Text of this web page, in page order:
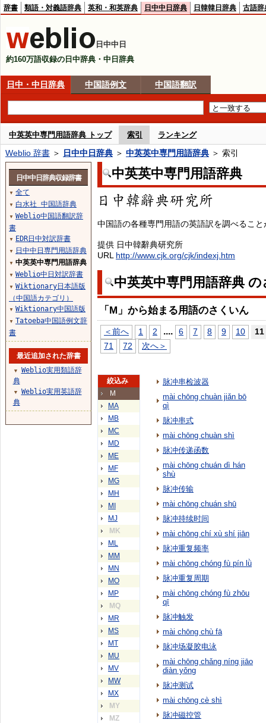
辞書 類語・対義語辞典 英和・和英辞典 日中中日辞典 日韓韓日辞典 古語辞
日中中日
約160万語収録の日中辞典・中日辞典
日中・中日辞典 中国語例文 中国語翻訳
中英英中専門用語辞典 トップ 索引 ランキング
Weblio 辞書 ＞ 日中中日辞典 ＞ 中英英中専門用語辞典 ＞ 索引
中英英中専門用語辞典
中国語の各種専門用語の英語訳を調べるこ
提供 日中韓辭典研究所
URL http://www.cjk.org/cjk/indexj.htm
中英英中専門用語辞典
「M」から始まる用語のさくいん
＜前へ 1 2 .... 6 7 8 9 10
11
71
72 次へ＞
絞込み
M
MA
MB
MC
MD
ME
MF
MG
MH
MI
MJ
MK
ML
MM
MN
MO
MP
MQ
MR
MS
MT
MU
MV
MW
MX
MY
MZ
脉冲串检波器
mài chōng chuàn jiǎn bō
qì
脉冲串式
mài chōng chuàn shì
脉冲传递函数
mài chōng chuán dì hán
shù
脉冲传输
mài chōng chuán shū
脉冲持续时间
mài chōng chí xù shí jiān
脉冲重复频率
mài chōng chóng fù pín lǜ
脉冲重复周期
mài chōng chóng fù zhōu
qī
脉冲触发
mài chōng chù fā
脉冲场凝胶电泳
mài chōng chǎng níng jiāo
diàn yǒng
脉冲测试
mài chōng cè shì
脉冲磁控管
日中中日辞典収録辞書
▼ 全て
▼ 白水社 中国語辞典
▼ Weblio中国語翻訳辞
書
▼ EDR日中対訳辞書
▼ 日中中日専門用語辞典
▼ 中英英中専門用語辞典
▼ Weblio中日対訳辞書
▼ Wiktionary日本語版
（中国語カテゴリ）
▼ Wiktionary中国語版
▼ Tatoeba中国語例文辞
書
最近追加された辞書
▼
Weblio実用類語辞
典
▼
Weblio実用英語辞
典